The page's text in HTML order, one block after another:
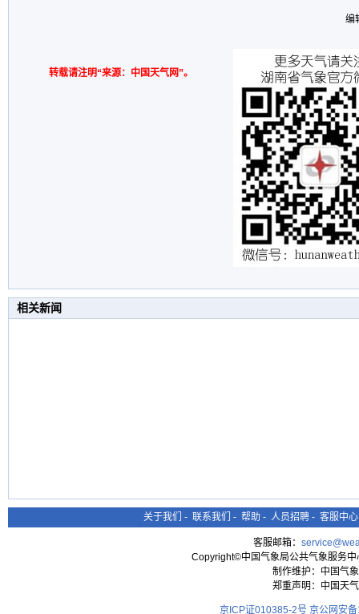
编
转载请注明“来源：中国天气网”。
相关新闻
关于我们 - 联系我们 - 帮助 - 人员招聘 - 客服中心
客服邮箱：
Copyright©中国气象局公共气象服务
制作维护：中国气
郑重声明：中国天
京ICP证010385-2号 京公网安